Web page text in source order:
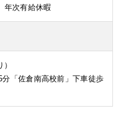
年次有給休暇
「佐倉南高校前」下車徒歩